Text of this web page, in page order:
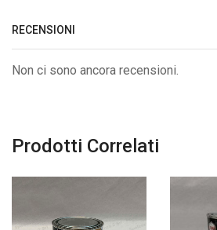
RECENSIONI
Non ci sono ancora recensioni.
Prodotti Correlati